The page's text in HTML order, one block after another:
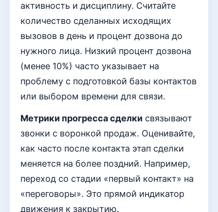
активность и дисциплину. Считайте
количество сделанных исходящих
вызовов в день и процент дозвона до
нужного лица. Низкий процент дозвона
(менее 10%) часто указывает на
проблему с подготовкой базы контактов
или выбором времени для связи.
Метрики прогресса сделки связывают
звонки с воронкой продаж. Оценивайте,
как часто после контакта этап сделки
меняется на более поздний. Например,
переход со стадии «первый контакт» на
«переговоры». Это прямой индикатор
движения к закрытию.